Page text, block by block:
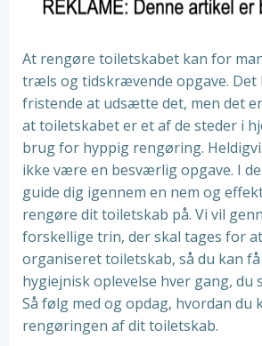
At rengøre toiletskabet kan for
træls og tidskrævende opgave. Det
fristende at udsætte det, men det
at toiletskabet er et af de steder i
brug for hyppig rengøring.
ikke være en besværlig opgave. I
guide dig igennem en nem og
rengøre dit toiletskab på. Vi vil
forskellige trin, der skal tages for
organiseret toiletskab, så du kan
hygiejnisk oplevelse hver gang, du
Så følg med og opdag, hvordan du
rengøringen af dit toiletskab.